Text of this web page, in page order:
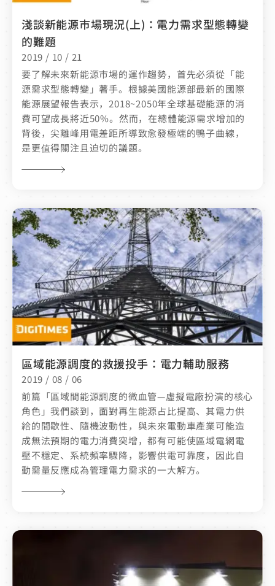
淺談新能源市場現況(上)：電力需求型態轉變
的難題
2019 / 10 / 21
要了解未來新能源市場的運作趨勢，首先必須從「能
源需求型態轉變」著手。根據美國能源部最新的國際
能源展望報告表示，2018~2050年全球基礎能源的消
費可望成長將近50%。然而，在總體能源需求增加的
背後，尖離峰用電差距所導致愈發極端的鴨子曲線，
是更值得關注且迫切的議題。
區域能源調度的救援投手：電力輔助服務
2019 / 08 / 06
前篇「區域間能源調度的微血管—虛擬電廠扮演的核心
角色」我們談到，面對再生能源占比提高、其電力供
給的間歇性、隨機波動性，與未來電動車產業可能造
成無法預期的電力消費突增，都有可能使區域電網電
壓不穩定、系統頻率驟降，影響供電可靠度，因此自
動需量反應成為管理電力需求的一大解方。